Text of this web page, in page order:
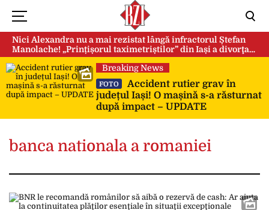
Nici Alexandra nu a mai rezistat lângă infractorul Ștefan
Manolache! „Prințișorul taximetriștilor” din Iași a divorţat
după doi ani de căsnicie
Breaking News
FOTO
Accident rutier grav în
județul Iași! O mașină s-a răsturnat
după impact – UPDATE
banca nationala a romaniei